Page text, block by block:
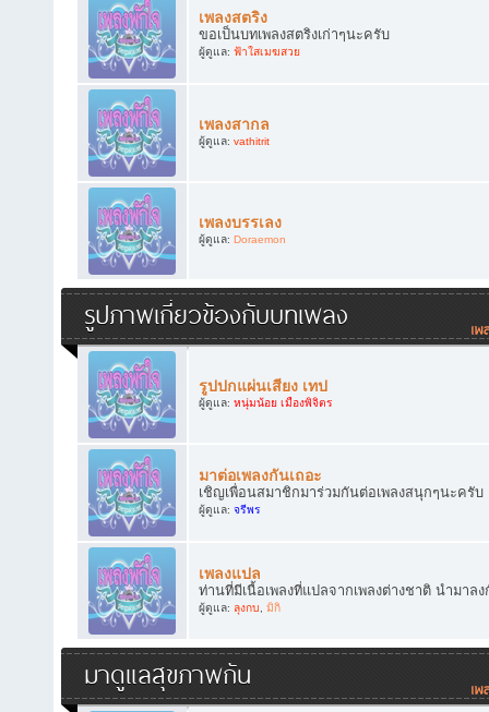
เพลงสตริง
ขอเป็นบทเพลงสตริงเก่าๆนะครับ
ผู้ดูแล: ฟ้าใสเมฆสวย
เพลงสากล
ผู้ดูแล: vathitrit
เพลงบรรเลง
ผู้ดูแล: Doraemon
รูปภาพเกี่ยวข้องกับบทเพลง
รูปปกแผ่นเสียง เทป
ผู้ดูแล: หนุ่มน้อย เมืองพิจิตร
มาต่อเพลงกันเถอะ
เชิญเพื่อนสมาชิกมาร่วมกันต่อเพลงสนุกๆนะครับ
ผู้ดูแล: จรีพร
เพลงแปล
ท่านที่มีเนื้อเพลงที่แปลจากเพลงต่างชาติ นำมาล
ผู้ดูแล: ลุงกบ, มิกิ
มาดูแลสุขภาพกัน